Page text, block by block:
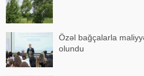
Özəl bağçalarla
olundu